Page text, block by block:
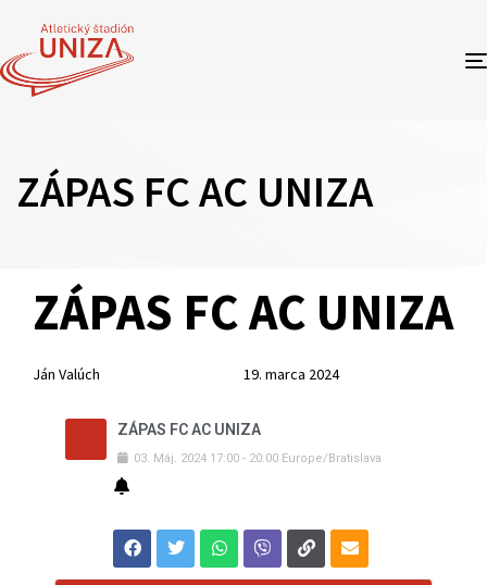
ZÁPAS FC AC UNIZA
PUBLISHED
IN:
ZÁPAS FC AC UNIZA
Author
Ján Valúch
Published
on:
19. marca 2024
ZÁPAS FC AC UNIZA
03. Máj. 2024 17:00 - 20:00 Europe/Bratislava